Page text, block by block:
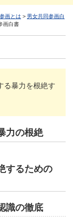
画とは > 男女共同参画白
画白書
暴力を根絶す
力の根絶
するための
識の徹底